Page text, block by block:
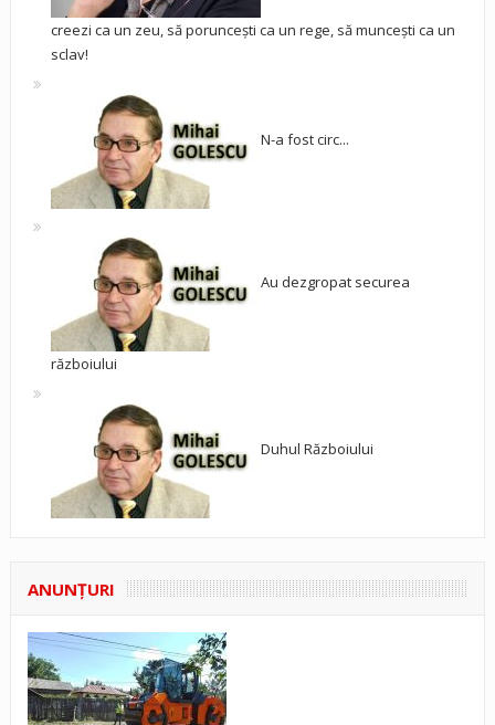
creezi ca un zeu, să poruncești ca un rege, să muncești ca un
sclav!
N-a fost circ...
Au dezgropat securea
războiului
Duhul Războiului
ANUNŢURI